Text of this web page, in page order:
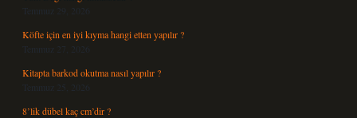
Temmuz 29, 2026
Köfte için en iyi kıyma hangi etten yapılır ?
Temmuz 27, 2026
Kitapta barkod okutma nasıl yapılır ?
Temmuz 25, 2026
8’lik dübel kaç cm’dir ?